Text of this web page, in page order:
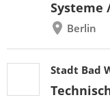
Systeme
Berlin
Stadt Bad